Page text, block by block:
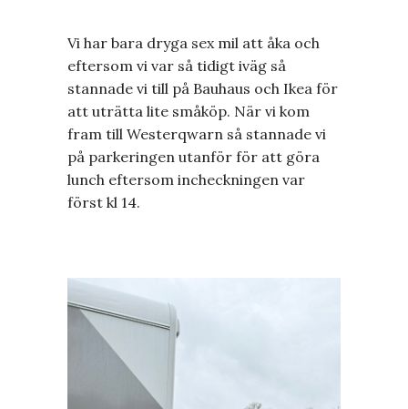
Vi har bara dryga sex mil att åka och
eftersom vi var så tidigt iväg så
stannade vi till på Bauhaus och Ikea för
att uträtta lite småköp. När vi kom
fram till Westerqwarn så stannade vi
på parkeringen utanför för att göra
lunch eftersom incheckningen var
först kl 14.